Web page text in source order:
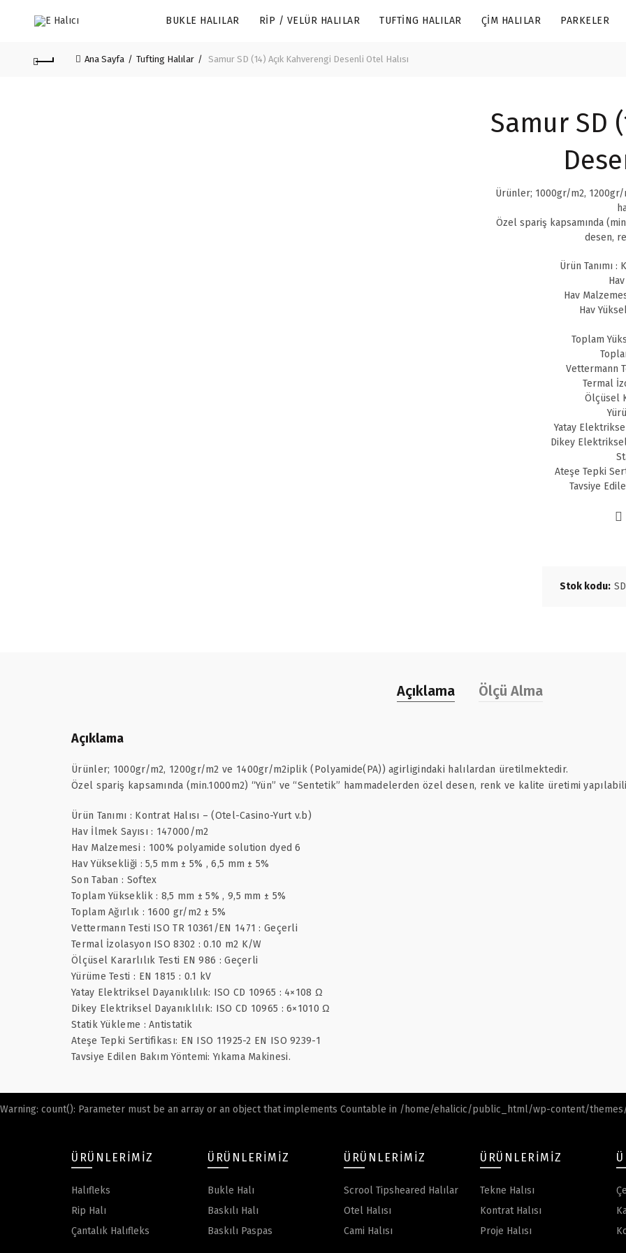
BUKLE HALILAR RIP / VELÜR HALILAR TUFTING HALILAR ÇIM HALILAR PARKELER
Ana Sayfa Tufting Halılar Samur SD (14) Açık Kahverengi Desenli Otel Halısı
Samur SD
Ürünler; 1000gr/m2,
Özel spariş kapsamında
desen,
Ürün Tanımı :
Hav
Hav
Toplam
Vettermann
Termal
Ölçüsel
Yatay
Dikey Elektriksel
Ateşe Tepki
Tavsiye
Stok kodu:
Açıklama Ölçü Alma
Açıklama
Ürünler; 1000gr/m2, 1200gr/m2 ve 1400gr/m2iplik (Polyamide(PA)) agirligindaki halılardan üretilmektedir.
Özel spariş kapsamında (min.1000m2) “Yün” ve “Sentetik” hammadelerden özel desen, renk ve kalite üretimi
Ürün Tanımı : Kontrat Halısı – (Otel-Casino-Yurt v.b)
Hav İlmek Sayısı : 147000/m2
Hav Malzemesi : 100% polyamide solution dyed 6
Hav Yüksekliği : 5,5 mm ± 5% , 6,5 mm ± 5%
Son Taban : Softex
Toplam Yükseklik : 8,5 mm ± 5% , 9,5 mm ± 5%
Toplam Ağırlık : 1600 gr/m2 ± 5%
Vettermann Testi ISO TR 10361/EN 1471 : Geçerli
Termal İzolasyon ISO 8302 : 0.10 m2 K/W
Ölçüsel Kararlılık Testi EN 986 : Geçerli
Yürüme Testi : EN 1815 : 0.1 kV
Yatay Elektriksel Dayanıklılık: ISO CD 10965 : 4×108 Ω
Dikey Elektriksel Dayanıklılık: ISO CD 10965 : 6×1010 Ω
Statik Yükleme : Antistatik
Ateşe Tepki Sertifikası: EN ISO 11925-2 EN ISO 9239-1
Tavsiye Edilen Bakım Yöntemi: Yıkama Makinesi.
Warning: count(): Parameter must be an array or an object that implements Countable in /home/ehalicic/public_html/wp-content/
ÜRÜNLERIMIZ
Halıfleks
Rip Halı
Çantalık Halıfleks
ÜRÜNLERIMIZ
Bukle Halı
Baskılı Halı
Baskılı Paspas
ÜRÜNLERIMIZ
Scrool Tipsheared Halılar
Otel Halısı
Cami Halısı
ÜRÜNLERIMIZ
Tekne Halısı
Kontrat Halısı
Proje Halısı